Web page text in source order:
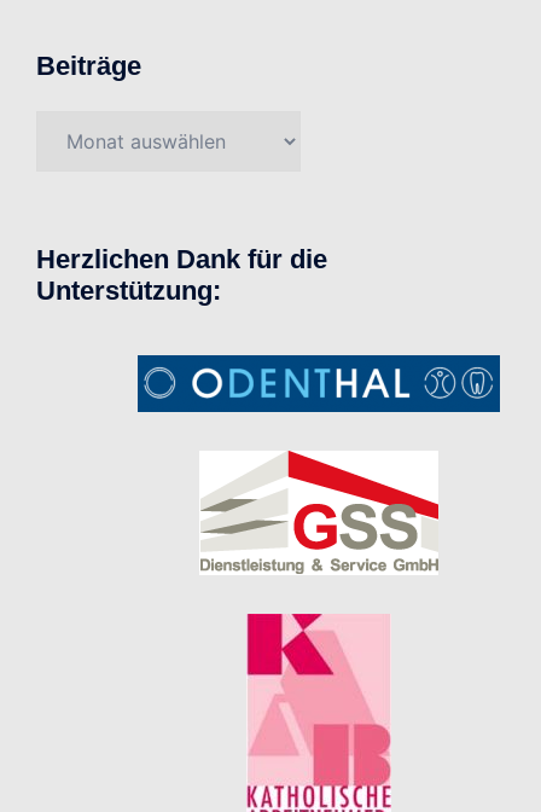
Beiträge
Herzlichen Dank für die
Unterstützung: